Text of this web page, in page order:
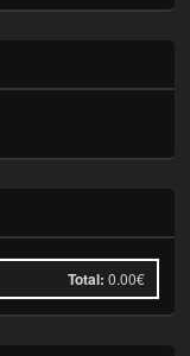
Total: 0.00€